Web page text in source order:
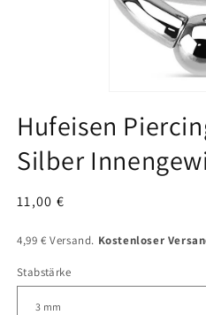
in
Modalfenster
Hufeisen
Silber
Normaler
11,00 €
4,99 € Versand. Kostenloser
Stabstärke